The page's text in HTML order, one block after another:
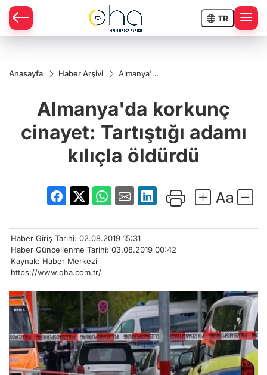
TR
Anasayfa Haber Arşivi
Almanya'da
Tartıştığı
adamı
öldürdü
Almanya'da korkunç
cinayet: Tartıştığı adamı
kılıçla öldürdü
Haber Giriş Tarihi: 02.08.2019 15:31
Haber Güncellenme Tarihi: 03.08.2019 00:42
Kaynak: Haber Merkezi
https://www.qha.com.tr/